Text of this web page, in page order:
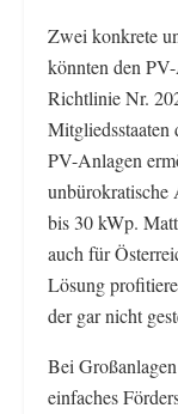
Zwei konkrete
könnten den
Richtlinie Nr.
PV-Anlagen
unbürokratische
bis 30 kWp.
auch für
Lösung
der gar nicht
Bei
einfaches